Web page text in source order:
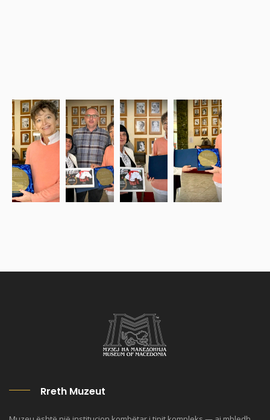
Rreth Muzeut